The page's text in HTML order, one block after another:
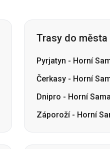
Trasy do města
Pyrjatyn - Horní
Čerkasy - Horní
Dnipro - Horní
Záporoží- Horní